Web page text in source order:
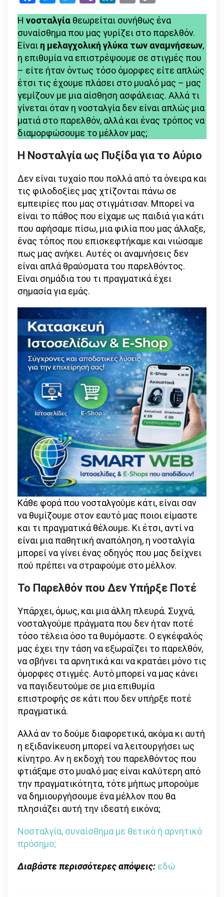
και
το
Μέλλον
Link
Η νοσταλγία θεωρείται συνήθως ένα
συναίσθημα που μας γυρίζει στο παρελθόν.
Είναι η μελαγχολική γλύκα των αναμνήσεων,
η επιθυμία να επιστρέψουμε σε στιγμές που
– είτε ήταν όντως τόσο όμορφες είτε απλώς
έτσι τις έχουμε πλάσει στο μυαλό μας – μας
γεμίζουν με μια αίσθηση ασφάλειας. Αλλά τι
γίνεται όταν η νοσταλγία δεν είναι απλώς μια
ματιά στο παρελθόν, αλλά και ένας τρόπος να
διαμορφώσουμε το μέλλον μας;
Η Νοσταλγία ως Πυξίδα για το Αύριο
Δεν είναι τυχαίο που πολλά από τα όνειρα και
τις φιλοδοξίες μας χτίζονται πάνω σε
εμπειρίες που μας στιγμάτισαν. Μπορεί να
είναι το πάθος που είχαμε ως παιδιά για κάτι
που αφήσαμε πίσω, μια φιλία που μας άλλαξε,
ένας τόπος που επισκεφτήκαμε και νιώσαμε
πως μας ανήκει. Αυτές οι αναμνήσεις δεν
είναι απλά θραύσματα του παρελθόντος.
Είναι σημάδια του τι πραγματικά έχει
σημασία για εμάς.
Κάθε φορά που νοσταλγούμε κάτι, είναι σαν
να θυμίζουμε στον εαυτό μας ποιοι είμαστε
και τι πραγματικά θέλουμε. Κι έτσι, αντί να
είναι μια παθητική αναπόληση, η νοσταλγία
μπορεί να γίνει ένας οδηγός που μας δείχνει
πού πρέπει να στραφούμε στο μέλλον.
Το Παρελθόν που Δεν Υπήρξε Ποτέ
Υπάρχει, όμως, και μια άλλη πλευρά. Συχνά,
νοσταλγούμε πράγματα που δεν ήταν ποτέ
τόσο τέλεια όσο τα θυμόμαστε. Ο εγκέφαλός
μας έχει την τάση να εξωραΐζει το παρελθόν,
να σβήνει τα αρνητικά και να κρατάει μόνο τις
όμορφες στιγμές. Αυτό μπορεί να μας κάνει
να παγιδευτούμε σε μια επιθυμία
επιστροφής σε κάτι που δεν υπήρξε ποτέ
πραγματικά.
Αλλά αν το δούμε διαφορετικά, ακόμα κι αυτή
η εξιδανίκευση μπορεί να λειτουργήσει ως
κίνητρο. Αν η εκδοχή του παρελθόντος που
φτιάξαμε στο μυαλό μας είναι καλύτερη από
την πραγματικότητα, τότε μήπως μπορούμε
να δημιουργήσουμε ένα μέλλον που θα
πλησιάζει αυτή την ιδεατή εικόνα;
Νοσταλγία, συναίσθημα με θετικό ή αρνητικό
πρόσημο;
Διαβάστε περισσότερες απόψεις: εδώ